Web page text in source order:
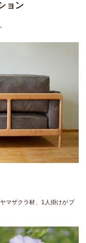
ョン
マザクラ材、1人掛けがブ